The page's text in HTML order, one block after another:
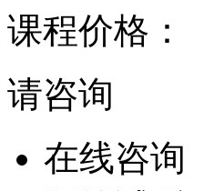
课程价格：
请咨询
在线咨询